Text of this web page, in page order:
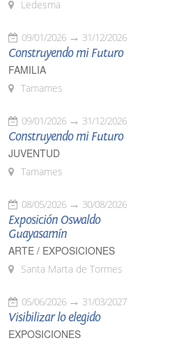
Ledesma
09/01/2026 31/12/2026
Construyendo mi Futuro
FAMILIA
Tamames
09/01/2026 31/12/2026
Construyendo mi Futuro
JUVENTUD
Tamames
08/05/2026 30/08/2026
Exposición Oswaldo
Guayasamín
ARTE / EXPOSICIONES
Santa Marta de Tormes
05/06/2026 31/03/2027
Visibilizar lo elegido
EXPOSICIONES